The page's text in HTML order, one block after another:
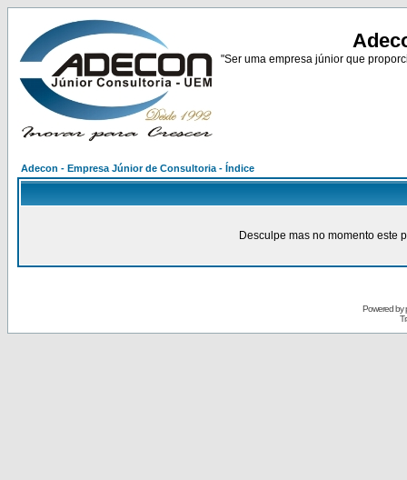
"Ser uma empresa júnior que
Adecon - Empresa Júnior de Consultoria - Índice
Desculpe mas no momento este
Powered by